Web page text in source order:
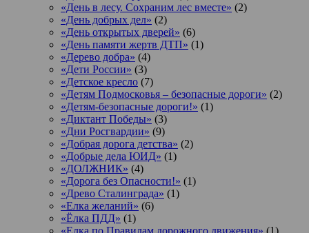
«День в лесу. Сохраним лес вместе» (2)
«День добрых дел» (2)
«День открытых дверей» (6)
«День памяти жертв ДТП» (1)
«Дерево добра» (4)
«Дети России» (3)
«Детское кресло (7)
«Детям Подмосковья – безопасные дороги» (2)
«Детям-безопасные дороги!» (1)
«Диктант Победы» (3)
«Дни Росгвардии» (9)
«Добрая дорога детства» (2)
«Добрые дела ЮИД» (1)
«ДОЛЖНИК» (4)
«Дорога без Опасности!» (1)
«Древо Сталинграда» (1)
«Елка желаний» (6)
«Ёлка ПДД» (1)
«Елка по Правилам дорожного движения» (1)